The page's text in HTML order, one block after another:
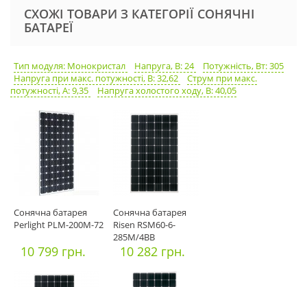
СХОЖІ ТОВАРИ З КАТЕГОРІЇ СОНЯЧНІ
БАТАРЕЇ
Тип модуля: Монокристал Напруга, В: 24
Потужність, Вт: 305
Напруга при макс. потужності, В: 32,62
Струм при макс.
потужності, А: 9,35
Напруга холостого ходу, В: 40,05
Сонячна батарея
Perlight PLM-200М-72
10 799 грн.
Сонячна батарея
Risen RSM60-6-
285M/4ВВ
10 282 грн.